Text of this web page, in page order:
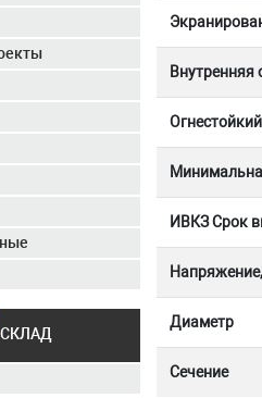
СКЛАД
Внутренняя
Огнестойкий
ИВКЗ Срок
Диаметр
Сечение